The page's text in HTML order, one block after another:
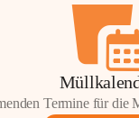
Termine für die